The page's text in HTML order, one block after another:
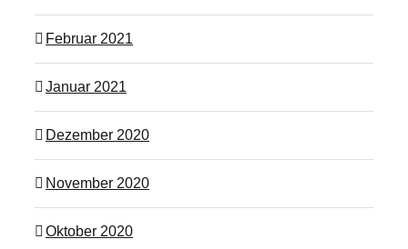
Februar 2021
Januar 2021
Dezember 2020
November 2020
Oktober 2020